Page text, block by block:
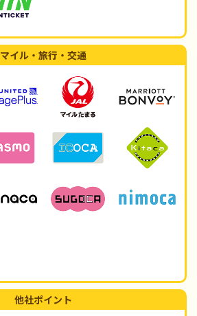
マイル・旅行・交通
他社ポイント